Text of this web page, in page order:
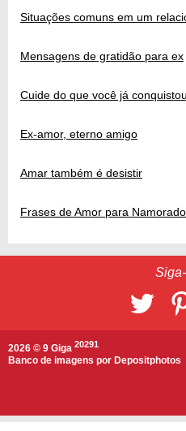
Situações comuns em um
Mensagens de gratidão para ex
Cuide do que você já conquistou
Ex-amor, eterno amigo
Amar também é desistir
Frases de Amor para Namorado
2026 © 9 Giga 20291
Banco de imagens por Depositphotos